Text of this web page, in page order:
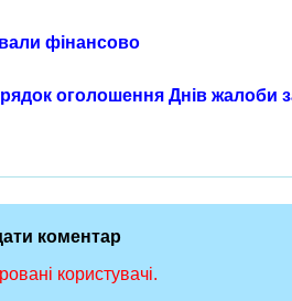
фінансово
оголошення Днів жалоби
коментар
користувачі.